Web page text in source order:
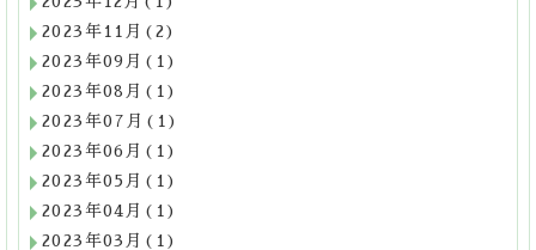
2023年11月(2)
2023年09月(1)
2023年08月(1)
2023年07月(1)
2023年06月(1)
2023年05月(1)
2023年04月(1)
2023年03月(1)